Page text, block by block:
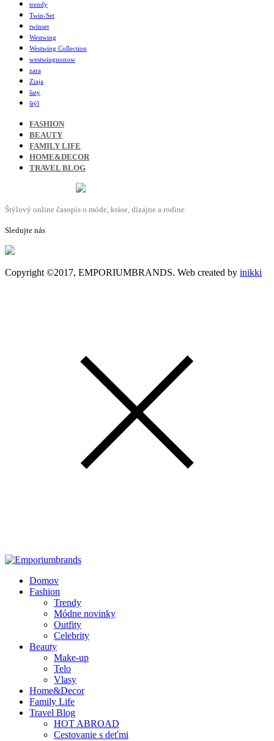
trendy
Twin-Set
twinset
Westwing
Westwing Collection
westwingnonow
zara
Ziaja
šaty
štýl
FASHION
BEAUTY
FAMILY LIFE
HOME&DECOR
TRAVEL BLOG
Štýlový online časopis o móde, kráse, dizajne a rodine.
Sledujte nás
Copyright ©2017, EMPORIUMBRANDS. Web created by inikki
Domov
Fashion
Trendy
Módne novinky
Outfity
Celebrity
Beauty
Make-up
Telo
Vlasy
Home&Decor
Family Life
Travel Blog
HOT ABROAD
Cestovanie s deťmi